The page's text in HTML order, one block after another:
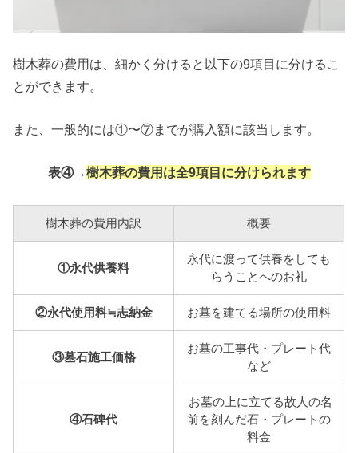
樹木葬の費用は、細かく分けると以下の9項目に分けるこ
とができます。
また、一般的には①〜⑦までが購入額に該当します。
表④→樹木葬の費用は全9項目に分けられます
樹木葬の費用内訳 概要
①永代供養料
永代に渡って供養をしても
らうことへのお礼
②永代使用料≒志納金 お墓を建てる場所の使用料
③墓石施工価格
お墓の工事代・プレート代
など
④石碑代
お墓の上に立てる故人の名
前を刻んだ石・プレートの
料金